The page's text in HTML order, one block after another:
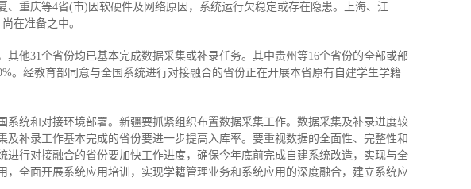
重庆等4省(市)因软硬件及网络原因，系统运行欠稳定或存在隐患。上海、江
在准备之中。
他31个省份均已基本完成数据采集或补录任务。其中贵州等16个省份的全部或部
。经教育部同意与全国系统进行对接融合的省份正在开展本省原有自建学生学籍
统和对接环境部署。新疆要抓紧组织布置数据采集工作。数据采集及补录进度较
补录工作基本完成的省份要进一步提高入库率。要重视数据的全面性、完整性和
行对接融合的省份要加快工作进度，确保今年底前完成自建系统改造，实现与全
，全面开展系统应用培训，实现学籍管理业务和系统应用的深度融合，建立系统应